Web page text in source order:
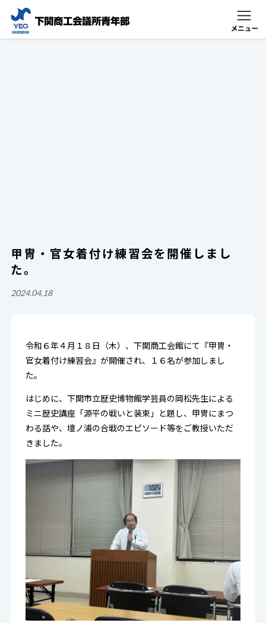
甲冑・官女着付け練習会を開催しまし
た。
2024.04.18
令和６年４月１８日（木）、下関商工会館にて『甲冑・
官女着付け練習会』が開催され、１６名が参加しまし
た。
はじめに、下関市立歴史博物館学芸員の岡松先生による
ミニ歴史講座「源平の戦いと装束」と題し、甲冑にまつ
わる話や、壇ノ浦の合戦のエピソード等をご教授いただ
きました。